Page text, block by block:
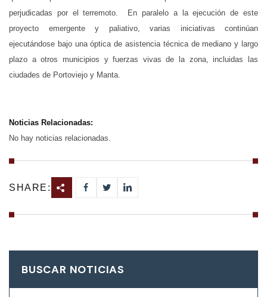
perjudicadas por el terremoto. En paralelo a la ejecución de este
proyecto emergente y paliativo, varias iniciativas continúan
ejecutándose bajo una óptica de asistencia técnica de mediano y largo
plazo a otros municipios y fuerzas vivas de la zona, incluidas las
ciudades de Portoviejo y Manta.
Noticias Relacionadas:
No hay noticias relacionadas.
SHARE:
BUSCAR NOTICIAS